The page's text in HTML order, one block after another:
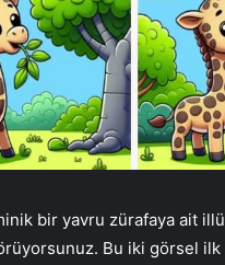
bir yavru zürafaya ait
Bu iki görsel ilk